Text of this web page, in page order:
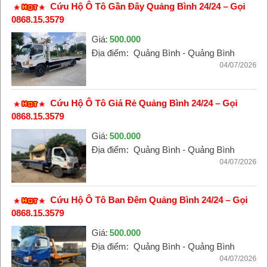
Cứu Hộ Ô Tô Gần Đây Quảng Bình 24/24 – Gọi
0868.15.3579
Giá: 500.000
Địa điểm: Quảng Bình - Quảng Bình
04/07/2026
Cứu Hộ Ô Tô Giá Rẻ Quảng Bình 24/24 – Gọi
0868.15.3579
Giá: 500.000
Địa điểm: Quảng Bình - Quảng Bình
04/07/2026
Cứu Hộ Ô Tô Ban Đêm Quảng Bình 24/24 – Gọi
0868.15.3579
Giá: 500.000
Địa điểm: Quảng Bình - Quảng Bình
04/07/2026